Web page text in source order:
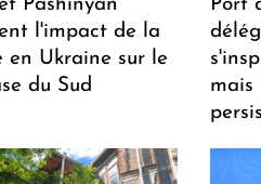
Pashinyan
l'impact de la
en Ukraine sur le
du Sud
Port
mais